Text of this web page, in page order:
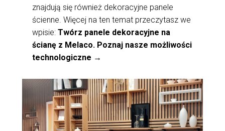
znajdują się również dekoracyjne panele
ścienne. Więcej na ten temat przeczytasz we
wpisie: Twórz panele dekoracyjne na
ścianę z Melaco. Poznaj nasze możliwości
technologiczne →